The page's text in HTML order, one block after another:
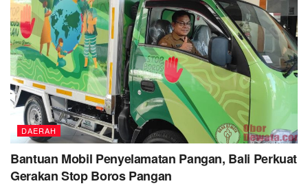
DAERAH
Bantuan Mobil Penyelamatan Pangan, Bali Perkuat
Gerakan Stop Boros Pangan